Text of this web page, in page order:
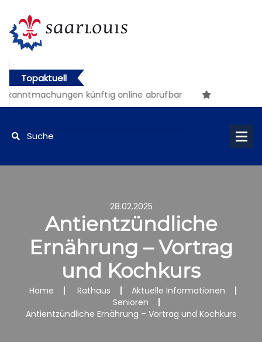
Topaktuell
künftig online abrufbar
28.02.2025
Antientzündliche
Ernährung – Vortrag
und Kochkurs
Home Rathaus
Aktuelle Informationen
Senioren
Antientzündliche Ernährung – Vortrag und Kochkurs